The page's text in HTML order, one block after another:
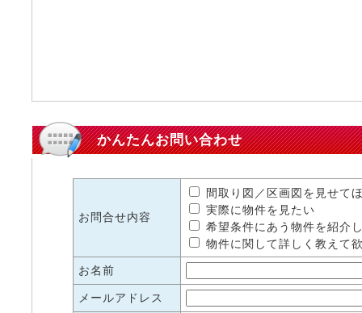
かんたんお問い合わせ
お問合せ内容
間取り図／区画図を見せて
実際に物件を見たい
希望条件にあう物件を紹介
物件に関して詳しく教えて
お名前
メールアドレス